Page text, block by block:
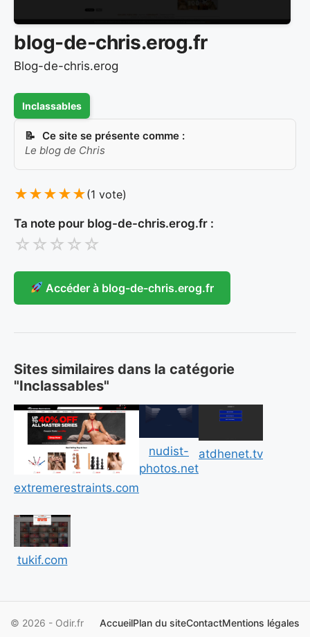
blog-de-chris.erog.fr
Blog-de-chris.erog
Inclassables
Ce site se présente comme :
Le blog de Chris
★★★★★(1 vote)
Ta note pour blog-de-chris.erog.fr :
☆ ☆ ☆ ☆ ☆
Accéder à blog-de-chris.erog.fr
Sites similaires dans la catégorie
"Inclassables"
extremerestraints.com
nudist-
photos.net
atdhenet.tv
tukif.com
© 2026 - Odir.fr AccueilPlan du siteContactMentions légales